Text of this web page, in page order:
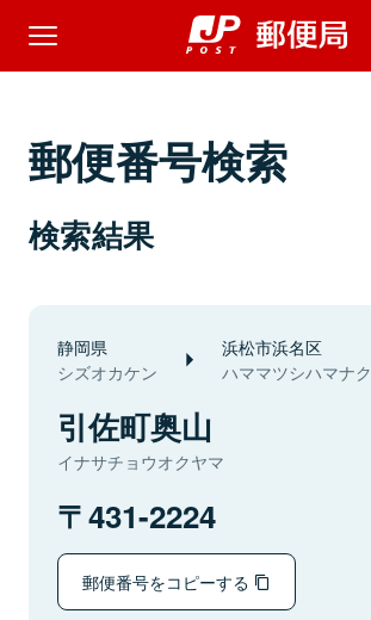
郵便番号検索
検索結果
静岡県
シズオカケン
浜松市浜名区
ハママツシハマナク
引佐町奥山
イナサチョウオクヤマ
431-2224
郵便番号をコピーする